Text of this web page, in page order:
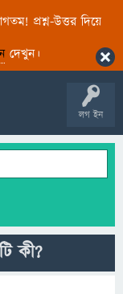
প্রশ্ন-উত্তর দিয়ে
দেখুন।
লগ ইন
কী?